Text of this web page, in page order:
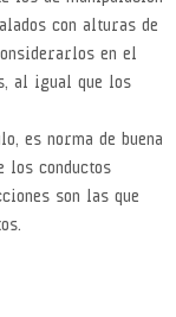
con alturas de
en el
al igual que los
es norma de buena
los conductos
son las que